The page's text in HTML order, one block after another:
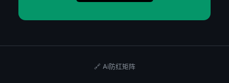
🔗 Ai防红矩阵